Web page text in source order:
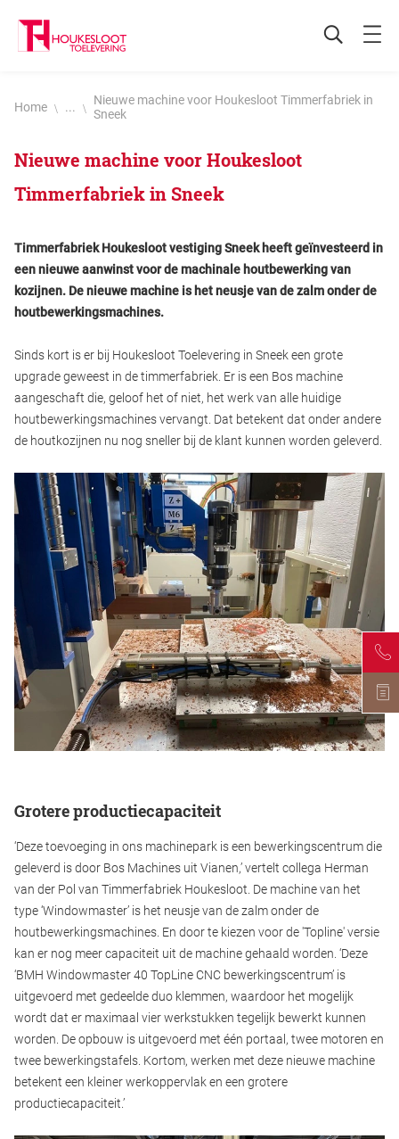
Home
Nieuwe machine voor Houkesloot Timmerfabriek in
Sneek
...
Nieuwe machine voor Houkesloot
Timmerfabriek in Sneek
Timmerfabriek Houkesloot vestiging Sneek heeft geïnvesteerd in
een nieuwe aanwinst voor de machinale houtbewerking van
kozijnen. De nieuwe machine is het neusje van de zalm onder de
houtbewerkingsmachines.
Sinds kort is er bij Houkesloot Toelevering in Sneek een grote
upgrade geweest in de timmerfabriek. Er is een Bos machine
aangeschaft die, geloof het of niet, het werk van alle huidige
houtbewerkingsmachines vervangt. Dat betekent dat onder andere
de houtkozijnen nu nog sneller bij de klant kunnen worden geleverd.
Grotere productiecapaciteit
‘Deze toevoeging in ons machinepark is een bewerkingscentrum die
geleverd is door Bos Machines uit Vianen,’ vertelt collega Herman
van der Pol van Timmerfabriek Houkesloot. De machine van het
type ‘Windowmaster’ is het neusje van de zalm onder de
houtbewerkingsmachines. En door te kiezen voor de 'Topline' versie
kan er nog meer capaciteit uit de machine gehaald worden. ‘Deze
‘BMH Windowmaster 40 TopLine CNC bewerkingscentrum’ is
uitgevoerd met gedeelde duo klemmen, waardoor het mogelijk
wordt dat er maximaal vier werkstukken tegelijk bewerkt kunnen
worden. De opbouw is uitgevoerd met één portaal, twee motoren en
twee bewerkingstafels. Kortom, werken met deze nieuwe machine
betekent een kleiner werkoppervlak en een grotere
productiecapaciteit.’